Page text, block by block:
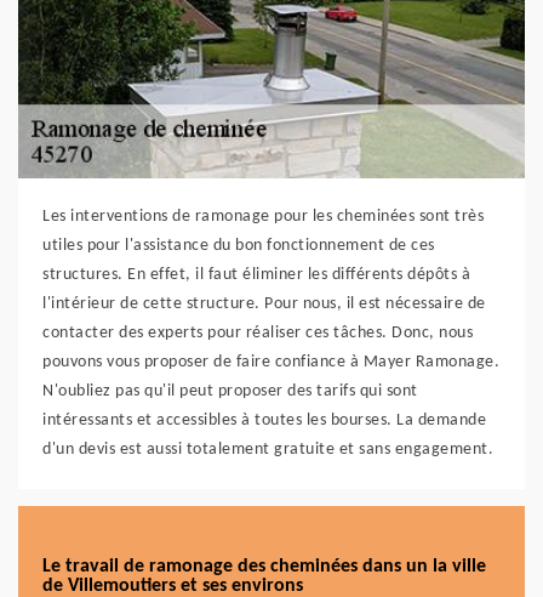
Les interventions de ramonage pour les cheminées sont très
utiles pour l'assistance du bon fonctionnement de ces
structures. En effet, il faut éliminer les différents dépôts à
l'intérieur de cette structure. Pour nous, il est nécessaire de
contacter des experts pour réaliser ces tâches. Donc, nous
pouvons vous proposer de faire confiance à Mayer Ramonage.
N'oubliez pas qu'il peut proposer des tarifs qui sont
intéressants et accessibles à toutes les bourses. La demande
d'un devis est aussi totalement gratuite et sans engagement.
Le travail de ramonage des cheminées dans un la ville
de Villemoutiers et ses environs